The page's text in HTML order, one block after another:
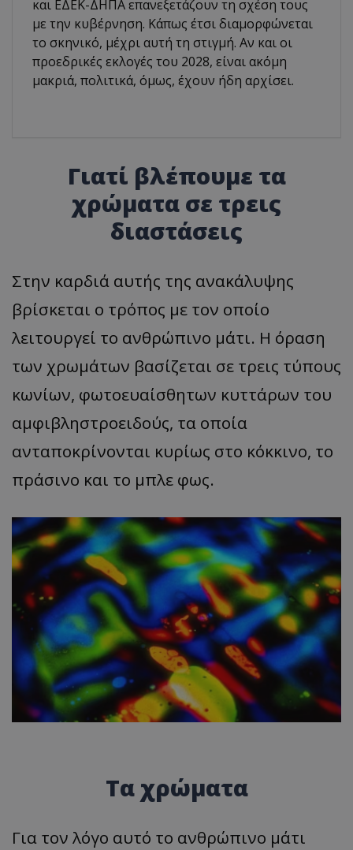
και ΕΔΕΚ-ΔΗΠΑ επανεξετάζουν τη σχέση τους
με την κυβέρνηση. Κάπως έτσι διαμορφώνεται
το σκηνικό, μέχρι αυτή τη στιγμή. Αν και οι
προεδρικές εκλογές του 2028, είναι ακόμη
μακριά, πολιτικά, όμως, έχουν ήδη αρχίσει.
Γιατί βλέπουμε τα
χρώματα σε τρεις
διαστάσεις
Στην καρδιά αυτής της ανακάλυψης
βρίσκεται ο τρόπος με τον οποίο
λειτουργεί το ανθρώπινο μάτι. Η όραση
των χρωμάτων βασίζεται σε τρεις τύπους
κωνίων, φωτοευαίσθητων κυττάρων του
αμφιβληστροειδούς, τα οποία
ανταποκρίνονται κυρίως στο κόκκινο, το
πράσινο και το μπλε φως.
Τα χρώματα
Για τον λόγο αυτό το ανθρώπινο μάτι